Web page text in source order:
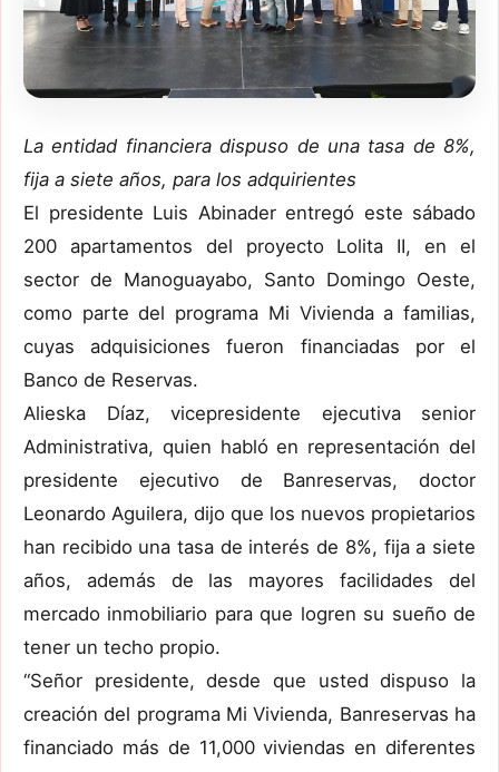
La entidad financiera dispuso de una tasa de 8%,
fija a siete años, para los adquirientes
El presidente Luis Abinader entregó este sábado
200 apartamentos del proyecto Lolita II, en el
sector de Manoguayabo, Santo Domingo Oeste,
como parte del programa Mi Vivienda a familias,
cuyas adquisiciones fueron financiadas por el
Banco de Reservas.
Alieska Díaz, vicepresidente ejecutiva senior
Administrativa, quien habló en representación del
presidente ejecutivo de Banreservas, doctor
Leonardo Aguilera, dijo que los nuevos propietarios
han recibido una tasa de interés de 8%, fija a siete
años, además de las mayores facilidades del
mercado inmobiliario para que logren su sueño de
tener un techo propio.
“Señor presidente, desde que usted dispuso la
creación del programa Mi Vivienda, Banreservas ha
financiado más de 11,000 viviendas en diferentes